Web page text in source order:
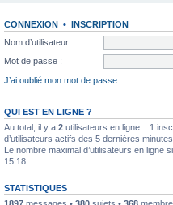
CONNEXION • INSCRIPTION
Nom d’utilisateur :
Mot de passe :
J’ai oublié mon mot de passe
QUI EST EN LIGNE ?
Au total, il y a 2 utilisateurs en ligne :: 1
d’utilisateurs actifs des 5 dernières
Le nombre maximal d’utilisateurs en ligne
15:18
STATISTIQUES
1897 messages • 380 sujets • 368